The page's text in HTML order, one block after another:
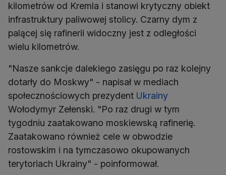
kilometrów od Kremla i stanowi krytyczny obiekt
infrastruktury paliwowej stolicy. Czarny dym z
palącej się rafinerii widoczny jest z odległości
wielu kilometrów.
"Nasze sankcje dalekiego zasięgu po raz kolejny
dotarły do Moskwy" - napisał w mediach
społecznościowych prezydent Ukrainy
Wołodymyr Zełenski. "Po raz drugi w tym
tygodniu zaatakowano moskiewską rafinerię.
Zaatakowano również cele w obwodzie
rostowskim i na tymczasowo okupowanych
terytoriach Ukrainy" - poinformował.